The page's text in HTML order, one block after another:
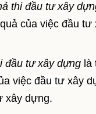
thi đầu tư xây
của việc đầu
đầu tư xây dựng
việc đầu tư xây
xây dựng.